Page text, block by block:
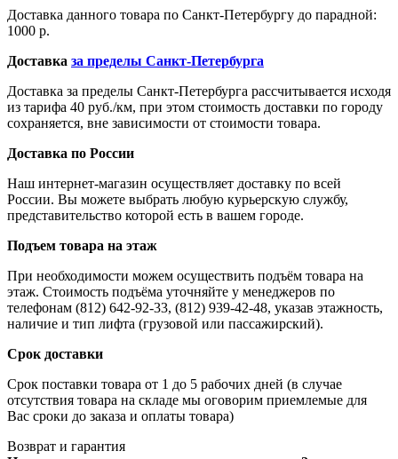
Доставка данного товара по Санкт-Петербургу до парадной:
1000 р.
Доставка за пределы Санкт-Петербурга
Доставка за пределы Санкт-Петербурга рассчитывается исходя
из тарифа 40 руб./км, при этом стоимость доставки по городу
сохраняется, вне зависимости от стоимости товара.
Доставка по России
Наш интернет-магазин осуществляет доставку по всей
России. Вы можете выбрать любую курьерскую службу,
представительство которой есть в вашем городе.
Подъем товара на этаж
При необходимости можем осуществить подъём товара на
этаж. Стоимость подъёма уточняйте у менеджеров по
телефонам (812) 642-92-33, (812) 939-42-48, указав этажность,
наличие и тип лифта (грузовой или пассажирский).
Срок доставки
Срок поставки товара от 1 до 5 рабочих дней (в случае
отсутствия товара на складе мы оговорим приемлемые для
Вас сроки до заказа и оплаты товара)
Возврат и гарантия